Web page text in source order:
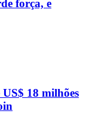
força, e
18 milhões